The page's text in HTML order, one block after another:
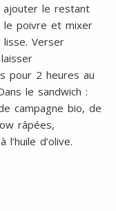
le restant
le poivre et mixer
Verser
pour 2 heures au
le sandwich :
campagne bio, de
râpées,
d’olive.